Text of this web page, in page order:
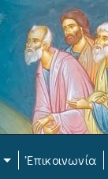
Ἐπικοινωνία